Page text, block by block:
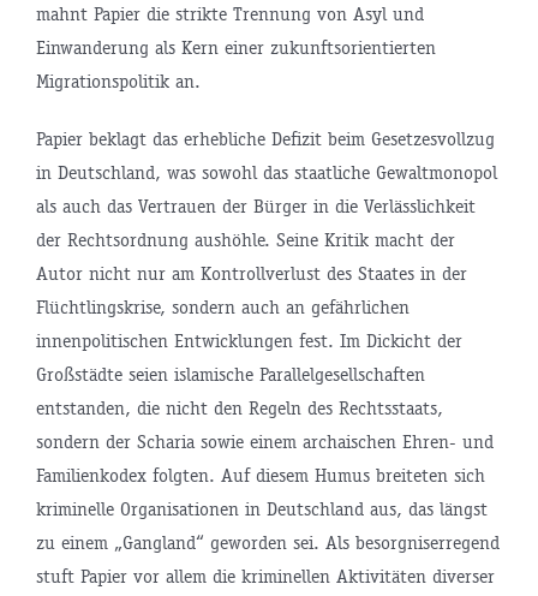
mahnt Papier die strikte Trennung von Asyl und
Einwanderung als Kern einer zukunftsorientierten
Migrationspolitik an.
Papier beklagt das erhebliche Defizit beim Gesetzesvollzug
in Deutschland, was sowohl das staatliche Gewaltmonopol
als auch das Vertrauen der Bürger in die Verlässlichkeit
der Rechtsordnung aushöhle. Seine Kritik macht der
Autor nicht nur am Kontrollverlust des Staates in der
Flüchtlingskrise, sondern auch an gefährlichen
innenpolitischen Entwicklungen fest. Im Dickicht der
Großstädte seien islamische Parallelgesellschaften
entstanden, die nicht den Regeln des Rechtsstaats,
sondern der Scharia sowie einem archaischen Ehren- und
Familienkodex folgten. Auf diesem Humus breiteten sich
kriminelle Organisationen in Deutschland aus, das längst
zu einem „Gangland“ geworden sei. Als besorgniserregend
stuft Papier vor allem die kriminellen Aktivitäten diverser